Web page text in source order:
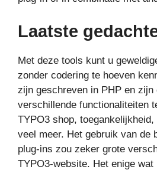
Laatste
Met deze tools kunt u
zonder codering te hoeven
zijn geschreven in PHP en zijn
verschillende functionaliteiten
TYPO3 shop,
veel meer. Het gebruik van de
plug-ins zou zeker grote
TYPO3-website. Het enige